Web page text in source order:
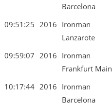
Barcelona
09:51:25 2016 Ironman
Lanzarote
09:59:07 2016 Ironman
Frankfurt Main
10:17:44 2016 Ironman
Barcelona